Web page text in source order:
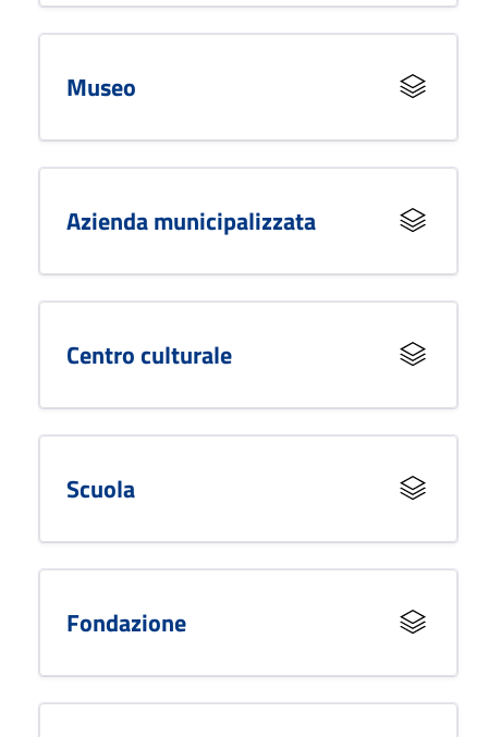
Museo
Azienda municipalizzata
Centro culturale
Scuola
Fondazione